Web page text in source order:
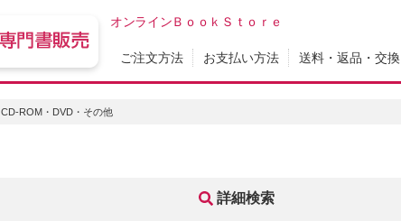
オンラインＢｏｏｋＳｔｏｒｅ
ご注文方法 お支払い方法 送料・返品・交換
CD-ROM・DVD・その他
詳細検索